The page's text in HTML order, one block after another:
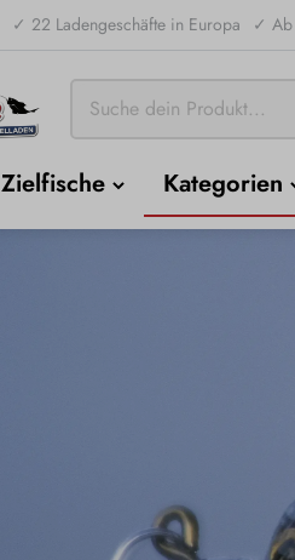
✓ 22 Ladengeschäfte in Europa ✓ Ab
Zielfische Kategorien